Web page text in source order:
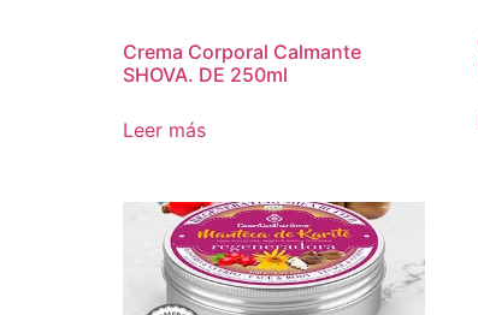
Crema Corporal Calmante
SHOVA. DE 250ml
Leer más